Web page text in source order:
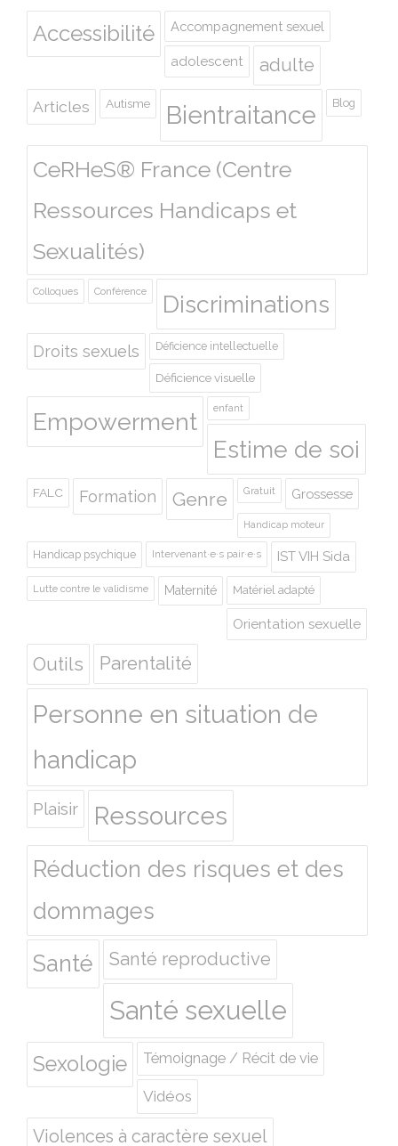
Accessibilité Accompagnement sexuel
adolescent adulte
Articles Autisme Bientraitance Blog
CeRHeS® France (Centre
Ressources Handicaps et
Sexualités)
Colloques Conférence Discriminations
Droits sexuels Déficience intellectuelle
Déficience visuelle
Empowerment enfant
Estime de soi
FALC Formation Genre Gratuit Grossesse
Handicap moteur
Handicap psychique Intervenant·e·s pair·e·s IST VIH Sida
Lutte contre le validisme Maternité Matériel adapté
Orientation sexuelle
Outils Parentalité
Personne en situation de
handicap
Plaisir Ressources
Réduction des risques et des
dommages
Santé
Santé reproductive
Santé sexuelle
Sexologie Témoignage / Récit de vie
Vidéos
Violences à caractère sexuel